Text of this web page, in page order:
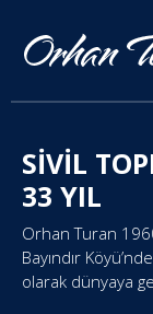
SİVİL
33 YIL
Orhan Turan 1960
Bayındır
olarak dünyaya